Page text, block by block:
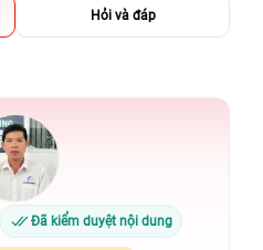
Hỏi và đáp
Đã kiểm duyệt nội dung